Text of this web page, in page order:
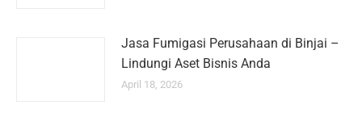
Jasa Fumigasi Perusahaan di Binjai –
Lindungi Aset Bisnis Anda
April 18, 2026